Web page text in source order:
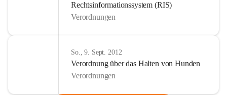
Rechtsinformationssystem (RIS)
Verordnungen
So., 9. Sept. 2012
Verordnung über das Halten von Hunden
Verordnungen